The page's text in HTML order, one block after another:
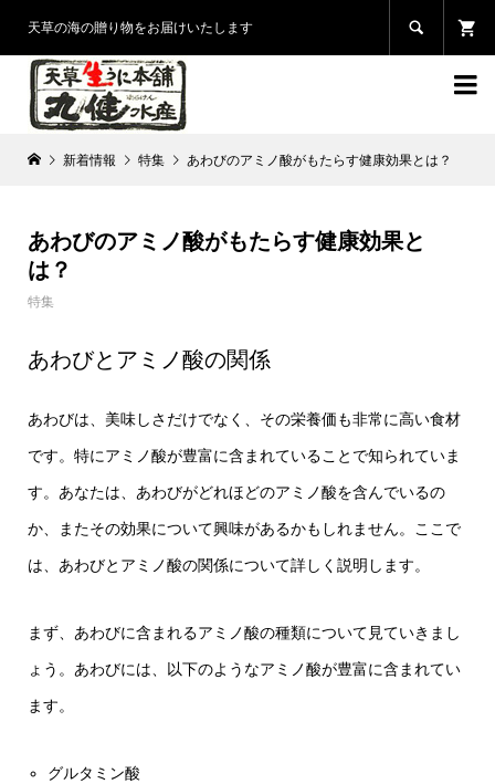
天草の海の贈り物をお届けいたします 

新着情報 特集 あわびのアミノ酸がもたらす健康効果とは？
あわびのアミノ酸がもたらす健康効果と
は？
特集
あわびとアミノ酸の関係
あわびは、美味しさだけでなく、その栄養価も非常に高い食材
です。特にアミノ酸が豊富に含まれていることで知られていま
す。あなたは、あわびがどれほどのアミノ酸を含んでいるの
か、またその効果について興味があるかもしれません。ここで
は、あわびとアミノ酸の関係について詳しく説明します。
まず、あわびに含まれるアミノ酸の種類について見ていきまし
ょう。あわびには、以下のようなアミノ酸が豊富に含まれてい
ます。
グルタミン酸